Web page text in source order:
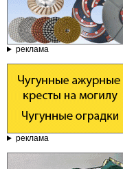
реклама
реклама